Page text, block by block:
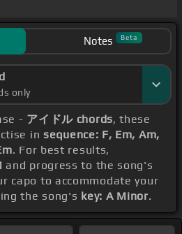
Notes Beta
only
- アイドル chords, these
in sequence: F, Em, Am,
. For best results,
and progress to the song's
capo to accommodate your
the song's key: A Minor.